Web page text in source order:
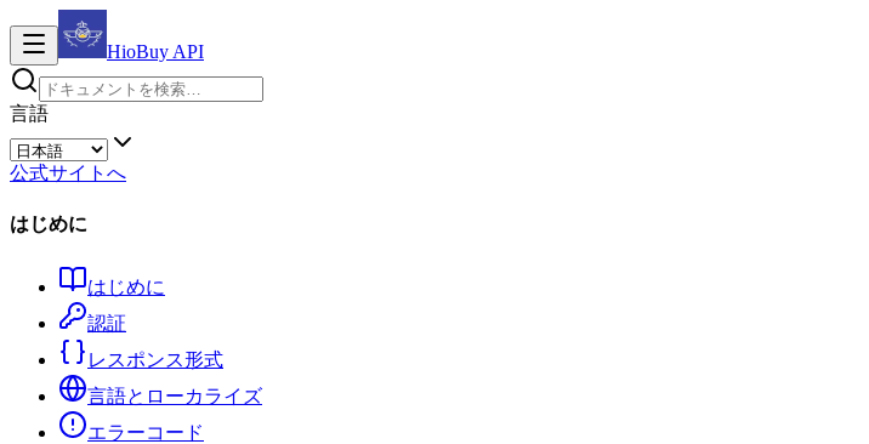
HioBuy API
言語
公式サイトへ
はじめに
はじめに
認証
レスポンス形式
言語とローカライズ
エラーコード